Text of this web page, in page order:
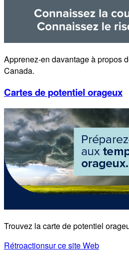
Apprenez-en davantage à propos
Canada.
Cartes de potentiel orageux
Trouvez la carte de potentiel
Rétroactionsur ce site Web